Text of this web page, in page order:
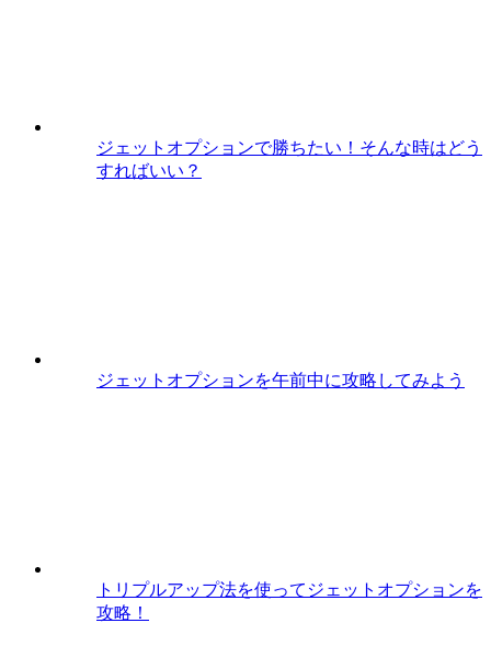
ジェットオプションで勝ちたい！そんな時はどう
すればいい？
ジェットオプションを午前中に攻略してみよう
トリプルアップ法を使ってジェットオプションを
攻略！